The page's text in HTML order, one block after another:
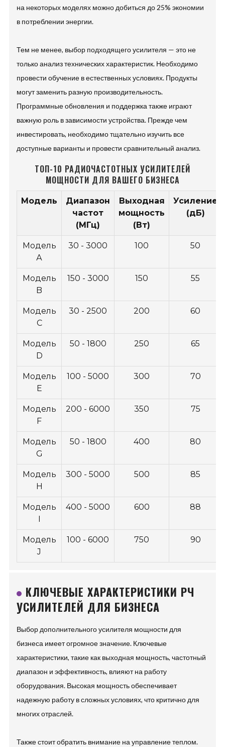
на некоторых моделях можно добиться до 25% экономии
в потреблении энергии.
Тем не менее, выбор подходящего усилителя — это не
только анализ технических характеристик. Необходимо
провести обучение в естественных условиях. Продукты
могут заменить разную производительность.
Программные обновления и поддержка также играют
важную роль в зависимости устройства. Прежде чем
инвестировать, необходимо тщательно изучить все
доступные варианты и провести сравнительный анализ.
ТОП-10 РАДИОЧАСТОТНЫХ УСИЛИТЕЛЕЙ
МОЩНОСТИ ДЛЯ ВАШЕГО БИЗНЕСА
Модель
Диапазон
частот
(МГц)
Выходная
мощность
(Вт)
Усиление
(дБ)
Модель
А
30 - 3000 100 50
Модель
B
150 - 3000 150 55
Модель
C
30 - 2500 200 60
Модель
D
50 - 1800 250 65
Модель
E
100 - 5000 300 70
Модель
F
200 - 6000 350 75
Модель
G
50 - 1800 400 80
Модель
H
300 - 5000 500 85
Модель
I
400 - 5000 600 88
Модель
J
100 - 6000 750 90
КЛЮЧЕВЫЕ ХАРАКТЕРИСТИКИ РЧ
УСИЛИТЕЛЕЙ ДЛЯ БИЗНЕСА
Выбор дополнительного усилителя мощности для
бизнеса имеет огромное значение. Ключевые
характеристики, такие как выходная мощность, частотный
диапазон и эффективность, влияют на работу
оборудования. Высокая мощность обеспечивает
надежную работу в сложных условиях, что критично для
многих отраслей.
Также стоит обратить внимание на управление теплом.